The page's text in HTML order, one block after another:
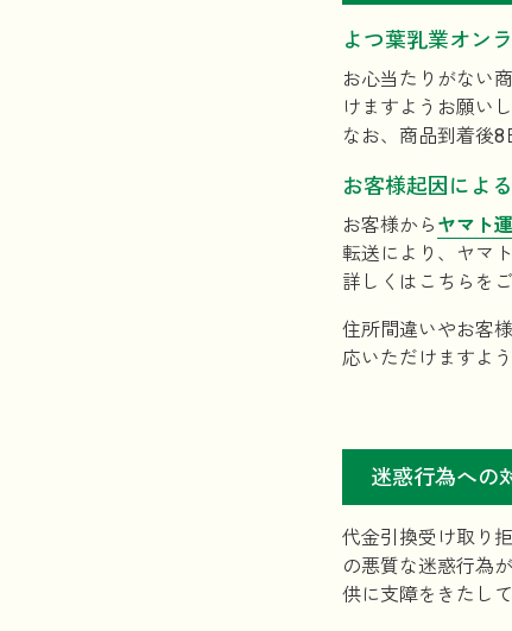
よつ葉乳業オン
お心当たりがない
けますようお願いし
なお、商品到着後8
お客様起因によ
お客様から ヤマト
転送により、ヤマ
詳しくはこちらを
住所間違いやお客
応いただけますよ
迷惑行為への
代金引換受け取り
の悪質な迷惑行為
供に支障をきたし